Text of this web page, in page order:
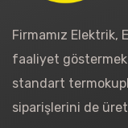
Firmamız Elektrik,
faaliyet
standart
siparişlerini de